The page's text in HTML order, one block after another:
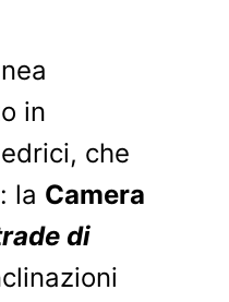
in
che
la Camera
di